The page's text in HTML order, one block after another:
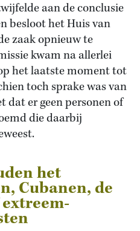
aan de conclusie
besloot het Huis van
zaak opnieuw te
kwam na allerlei
het laatste moment tot
toch sprake was van
dat er geen personen of
die daarbij
het
Cubanen, de